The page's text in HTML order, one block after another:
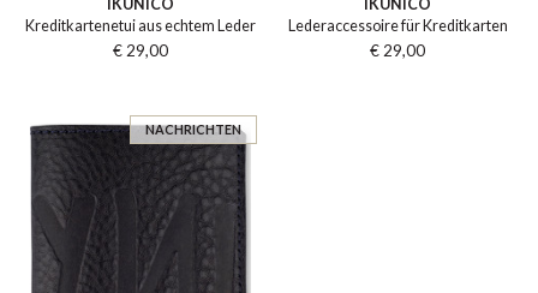
IKUNICO
Kreditkartenetui aus echtem Leder
€ 29,00
IKUNICO
Lederaccessoire für Kreditkarten
€ 29,00
NACHRICHTEN